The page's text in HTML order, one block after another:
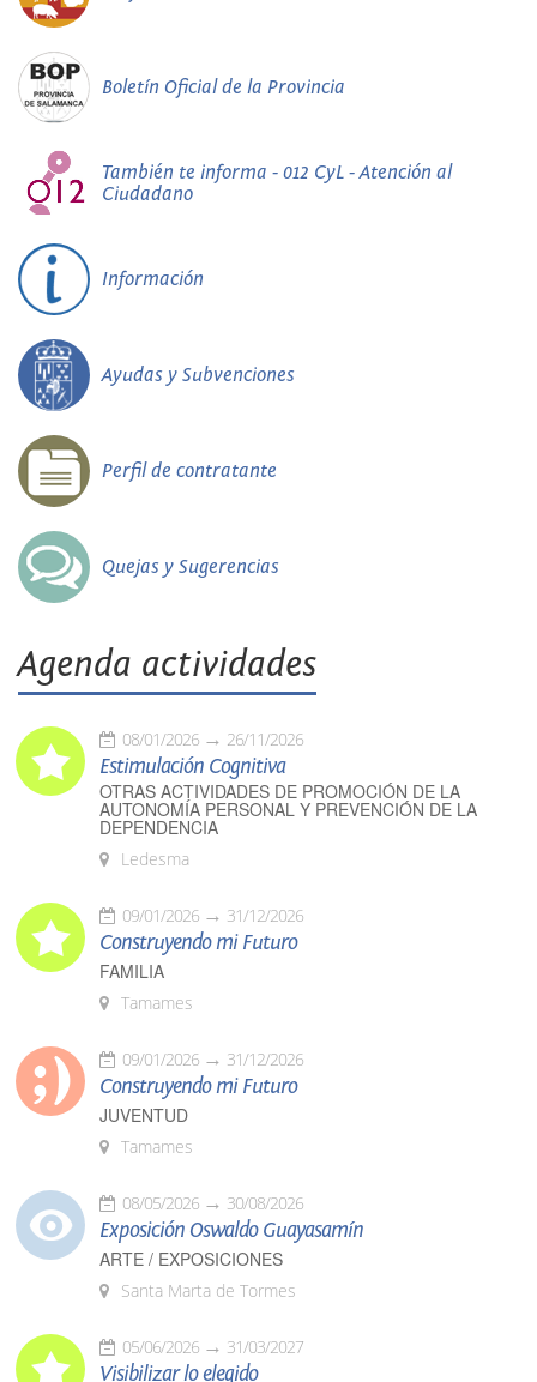
Boletín Oficial de la Provincia
También te informa - 012 CyL - Atención al
Ciudadano
Información
Ayudas y Subvenciones
Perfil de contratante
Quejas y Sugerencias
Agenda actividades
08/01/2026 26/11/2026
Estimulación Cognitiva
OTRAS ACTIVIDADES DE PROMOCIÓN DE LA
AUTONOMÍA PERSONAL Y PREVENCIÓN DE LA
DEPENDENCIA
Ledesma
09/01/2026 31/12/2026
Construyendo mi Futuro
FAMILIA
Tamames
09/01/2026 31/12/2026
Construyendo mi Futuro
JUVENTUD
Tamames
08/05/2026 30/08/2026
Exposición Oswaldo Guayasamín
ARTE / EXPOSICIONES
Santa Marta de Tormes
05/06/2026 31/03/2027
Visibilizar lo elegido